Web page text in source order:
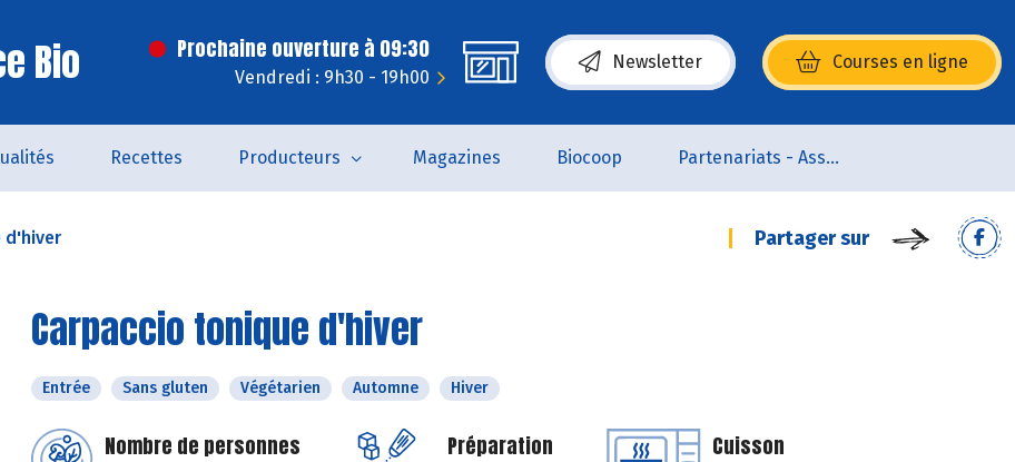
Bio Prochaine ouverture à 09:30
Vendredi : 9h30 - 19h00
Newsletter Courses en ligne
(s’ouvre dans une nouvelle fenêtre)
Recettes Producteurs Magazines Biocoop Partenariats - Associations
d'hiver Partager sur
Carpaccio tonique d'hiver
Entrée Sans gluten Végétarien Automne Hiver
Nombre de personnes Préparation Cuisson